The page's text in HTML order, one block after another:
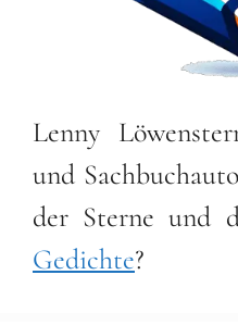
Lenny
und
der Sterne und
Gedichte?